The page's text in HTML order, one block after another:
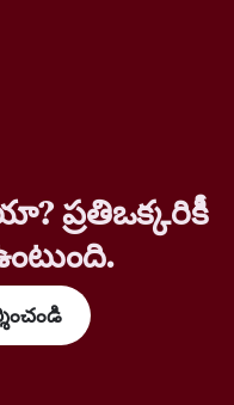
ప్రతిఒక్కరికీ